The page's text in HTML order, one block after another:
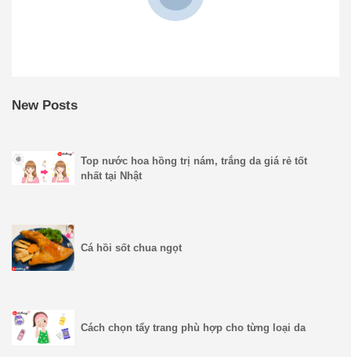
New Posts
Top nước hoa hồng trị nám, trắng da giá rẻ tốt
nhất tại Nhật
Cá hồi sốt chua ngọt
Cách chọn tẩy trang phù hợp cho từng loại da